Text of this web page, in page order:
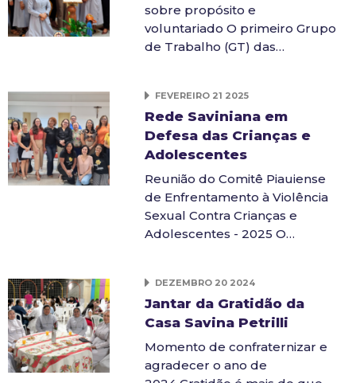
sobre propósito e
voluntariado O primeiro Grupo
de Trabalho (GT) das…
FEVEREIRO 21 2025
Rede Saviniana em
Defesa das Crianças e
Adolescentes
Reunião do Comitê Piauiense
de Enfrentamento à Violência
Sexual Contra Crianças e
Adolescentes - 2025 O…
DEZEMBRO 20 2024
Jantar da Gratidão da
Casa Savina Petrilli
Momento de confraternizar e
agradecer o ano de